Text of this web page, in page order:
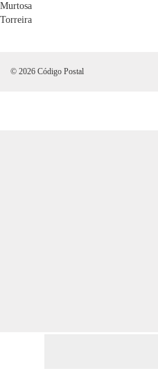
Murtosa
Torreira
© 2026 Código Postal